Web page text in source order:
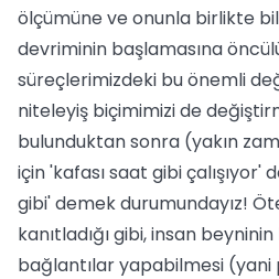
ölçümüne ve onunla birlikte
devriminin başlamasına
süreçlerimizdeki bu önemli
niteleyiş biçimimizi de
bulunduktan sonra (yakın
için 'kafası saat gibi çalışıyor'
gibi' demek durumundayız!
kanıtladığı gibi, insan
bağlantılar yapabilmesi